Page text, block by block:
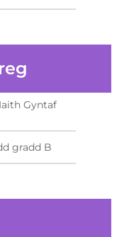
Gyntaf
gradd B